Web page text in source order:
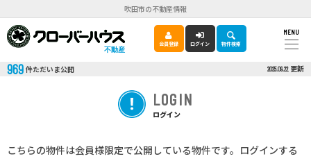
吹田市の不動産情報
不動産
会員登録 ログイン 物件検索
MENU
969 件ただいま公開 2025.09.22 更新
LOGIN
ログイン
こちらの物件は会員様限定で公開している物件です。ログインする